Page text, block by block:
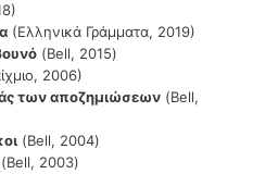
(Ελληνικά Γράμματα, 2019)
(Bell, 2015)
2006)
των αποζημιώσεων (Bell,
(Bell, 2004)
(Bell, 2003)